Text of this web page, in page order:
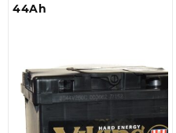
44Ah